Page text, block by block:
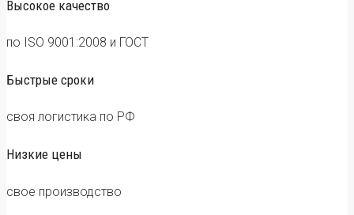
Высокое качество
по ISO 9001:2008 и ГОСТ
Быстрые сроки
своя логистика по РФ
Низкие цены
свое производство